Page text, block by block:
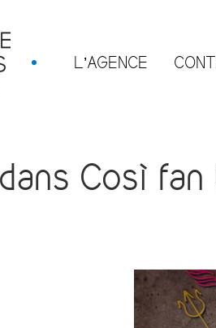
L’AGENCE
Così